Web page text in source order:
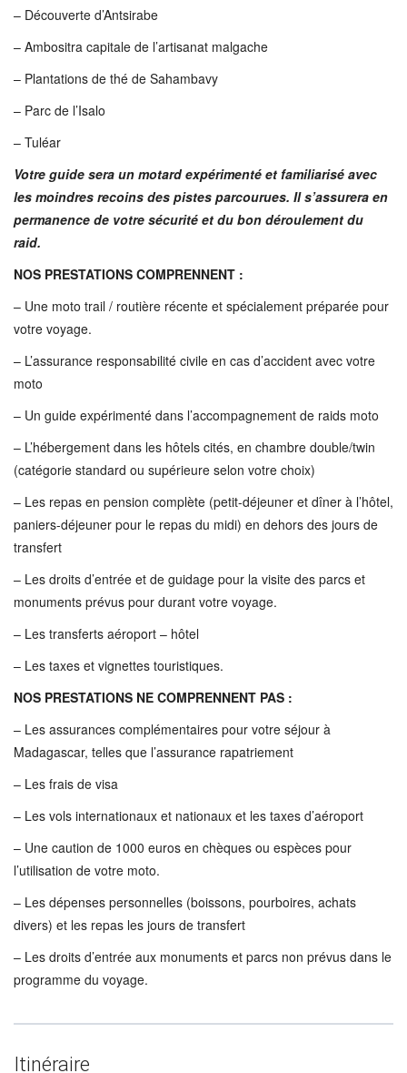
– Découverte d’Antsirabe
– Ambositra capitale de l’artisanat malgache
– Plantations de thé de Sahambavy
– Parc de l’Isalo
– Tuléar
Votre guide sera un motard expérimenté et familiarisé avec
les moindres recoins des pistes parcourues. Il s’assurera en
permanence de votre sécurité et du bon déroulement du
raid.
NOS PRESTATIONS COMPRENNENT :
– Une moto trail / routière récente et spécialement préparée pour
votre voyage.
– L’assurance responsabilité civile en cas d’accident avec votre
moto
– Un guide expérimenté dans l’accompagnement de raids moto
– L’hébergement dans les hôtels cités, en chambre double/twin
(catégorie standard ou supérieure selon votre choix)
– Les repas en pension complète (petit-déjeuner et dîner à l’hôtel,
paniers-déjeuner pour le repas du midi) en dehors des jours de
transfert
– Les droits d’entrée et de guidage pour la visite des parcs et
monuments prévus pour durant votre voyage.
– Les transferts aéroport – hôtel
– Les taxes et vignettes touristiques.
NOS PRESTATIONS NE COMPRENNENT PAS :
– Les assurances complémentaires pour votre séjour à
Madagascar, telles que l’assurance rapatriement
– Les frais de visa
– Les vols internationaux et nationaux et les taxes d’aéroport
– Une caution de 1000 euros en chèques ou espèces pour
l’utilisation de votre moto.
– Les dépenses personnelles (boissons, pourboires, achats
divers) et les repas les jours de transfert
– Les droits d’entrée aux monuments et parcs non prévus dans le
programme du voyage.
Itinéraire